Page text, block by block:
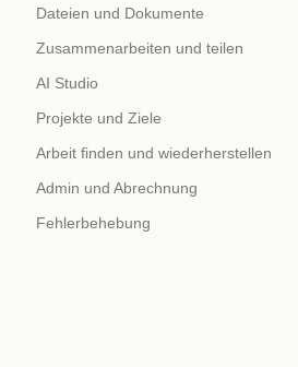
Dateien und Dokumente
Zusammenarbeiten und teilen
AI Studio
Projekte und Ziele
Arbeit finden und wiederherstellen
Admin und Abrechnung
Fehlerbehebung